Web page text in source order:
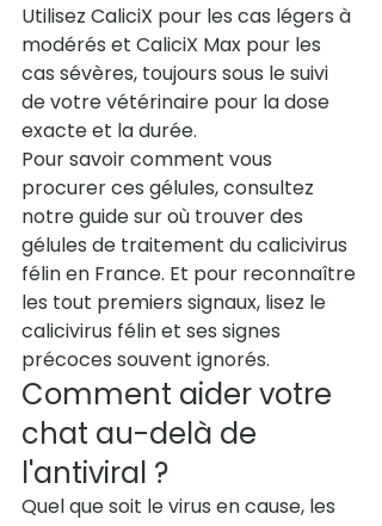
Utilisez CaliciX pour les cas légers à
modérés et CaliciX Max pour les
cas sévères, toujours sous le suivi
de votre vétérinaire pour la dose
exacte et la durée.
Pour savoir comment vous
procurer ces gélules, consultez
notre guide sur où trouver des
gélules de traitement du calicivirus
félin en France. Et pour reconnaître
les tout premiers signaux, lisez le
calicivirus félin et ses signes
précoces souvent ignorés.
Comment aider votre
chat au-delà de
l'antiviral ?
Quel que soit le virus en cause, les